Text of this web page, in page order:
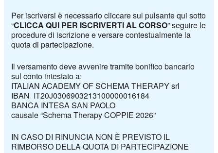
Per iscriversi è necessario cliccare sul pulsante qui sotto
“CLICCA QUI PER ISCRIVERTI AL CORSO” seguire le
procedure di iscrizionee versare contestualmente la
quota di partecipazione.
Il versamento deve avvenire tramite bonifico bancario
sul conto intestato a:
ITALIAN ACADEMY OF SCHEMA THERAPY srl
IBAN IT20J0306903213100000016184
BANCA INTESA SAN PAOLO
causale “Schema Therapy COPPIE 2026”
IN CASO DI RINUNCIA NON È PREVISTO IL
RIMBORSO DELLA QUOTA DI PARTECIPAZIONE